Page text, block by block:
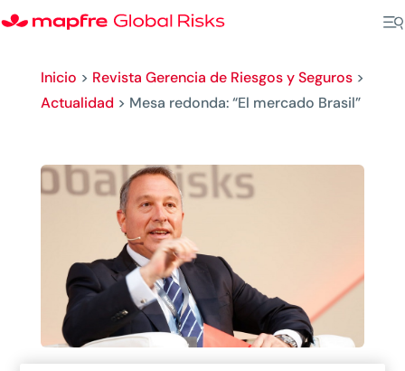
Inicio > Revista Gerencia de Riesgos y Seguros>
Actualidad > Mesa redonda: “El mercado Brasil”